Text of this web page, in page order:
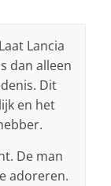
Lancia
dan alleen
Dit
en het
De man
adoreren.